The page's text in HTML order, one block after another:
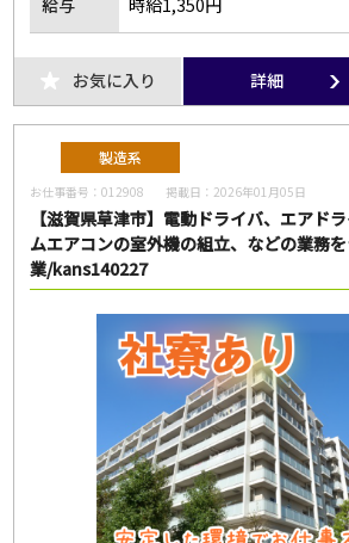
お気に入り 詳細
製造系
お仕事番号：012908 掲載日： 2026年01月05日
【滋賀県草津市】電動ドライバ、エアド
ムエアコンの室外機の組立、などの業務
業/kans140227